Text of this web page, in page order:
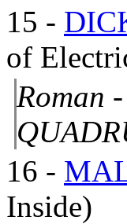
15 -
of
Roman
16 -
Inside)